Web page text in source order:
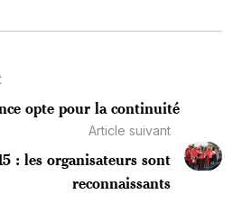
opte pour la continuité
Article suivant
: les organisateurs sont
reconnaissants